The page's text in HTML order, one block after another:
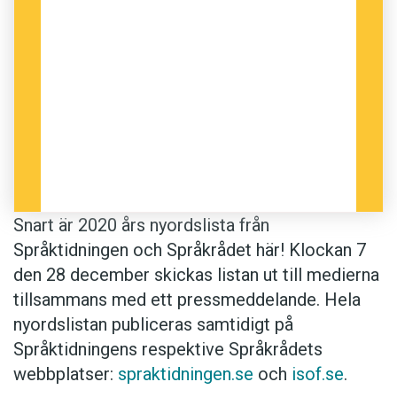
Snart är 2020 års nyordslista från
Språktidningen och Språkrådet här! Klockan 7
den 28 december skickas listan ut till medierna
tillsammans med ett pressmeddelande. Hela
nyordslistan publiceras samtidigt på
Språktidningens respektive Språkrådets
webbplatser: spraktidningen.se och isof.se.